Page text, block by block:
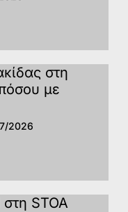
στη
με
2026
STOA